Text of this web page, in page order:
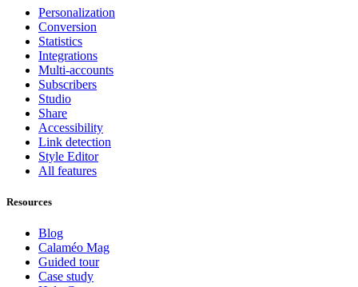
Personalization
Conversion
Statistics
Integrations
Multi-accounts
Subscribers
Studio
Share
Accessibility
Link detection
Style Editor
All features
Resources
Blog
Calaméo Mag
Guided tour
Case study